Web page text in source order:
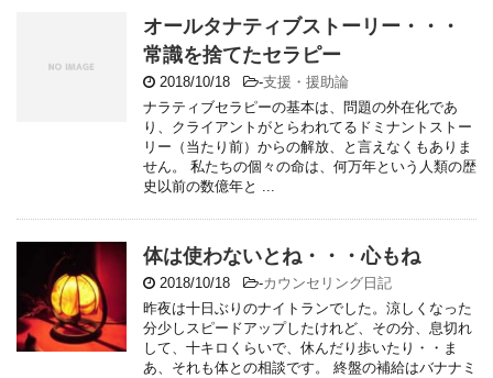
オールタナティブストーリー・・・
常識を捨てたセラピー
2018/10/18 -支援・援助論
ナラティブセラピーの基本は、問題の外在化であ
り、クライアントがとらわれてるドミナントストー
リー（当たり前）からの解放、と言えなくもありま
せん。 私たちの個々の命は、何万年という人類の歴
史以前の数億年と ...
体は使わないとね・・・心もね
2018/10/18 -カウンセリング日記
昨夜は十日ぶりのナイトランでした。涼しくなった
分少しスピードアップしたけれど、その分、息切れ
して、十キロくらいで、休んだり歩いたり・・ま
あ、それも体との相談です。 終盤の補給はバナナミ